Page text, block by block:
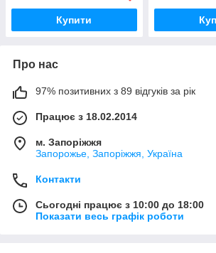
Купити
Про нас
97% позитивних з 89 відгуків за рік
Працює з 18.02.2014
м. Запоріжжя
Запорожье, Запоріжжя, Україна
Контакти
Сьогодні працює з 10:00 до 18:00
Показати весь графік роботи